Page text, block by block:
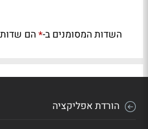
השדות המסומנים ב-*הם
הורדת אפליקציה